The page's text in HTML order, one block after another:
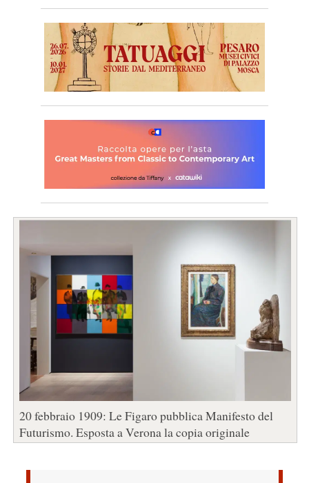
20 febbraio 1909: Le Figaro pubblica Manifesto del
Futurismo. Esposta a Verona la copia originale